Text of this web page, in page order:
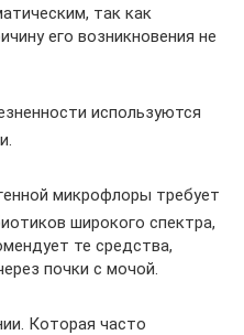
так как
его возникновения не
используются
микрофлоры требует
широкого спектра,
те средства,
почки с мочой.
Которая часто